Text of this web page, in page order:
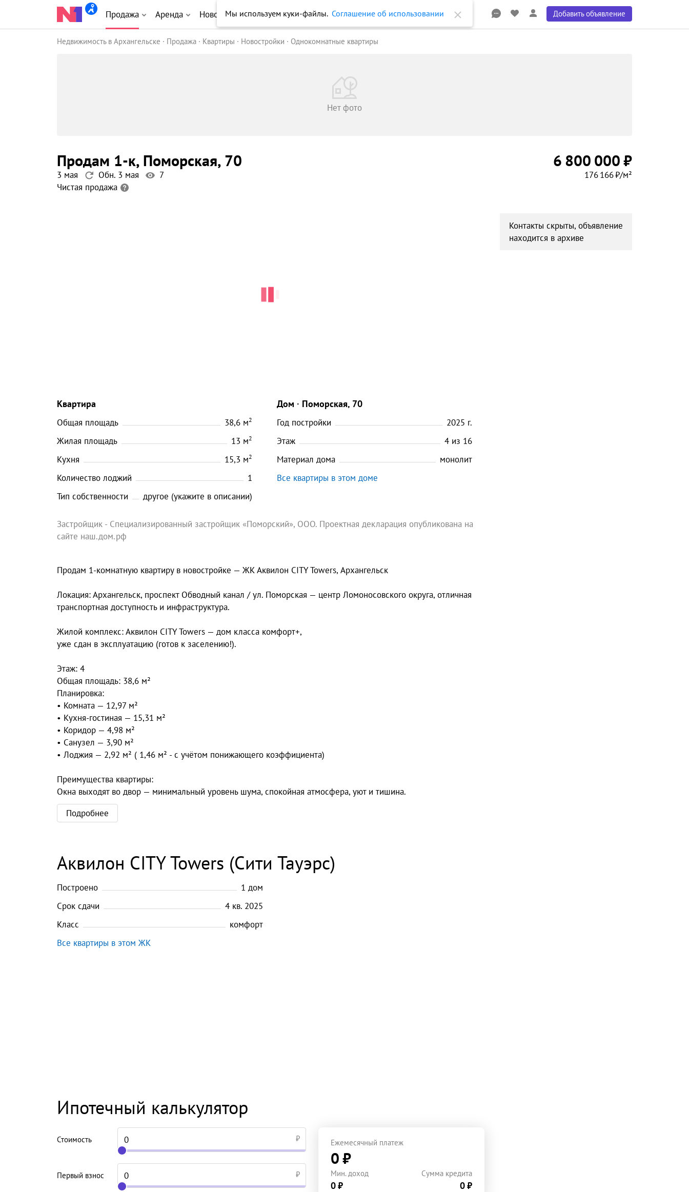
Продажа Аренда Новостройки Журнал Еще Добавить объявление
Недвижимость в Архангельске Продажа Квартиры Новостройки Однокомнатные квартиры
Нет фото
продам 1-к, Поморская, 70 6 800 000 ₽
3 мая Обн. 3 мая 7
176 166 ₽/м²
Чистая продажа
Квартира
Общая площадь 38,6 м2
Жилая площадь 13 м2
Кухня 15,3 м2
Количество лоджий
1
Тип собственности
другое (укажите в описании)
Дом Поморская, 70
Год постройки 2025 г.
Этаж
4 из 16
Материал дома
монолит
Все квартиры в этом доме
Застройщик - Специализированный застройщик «Поморский», ООО. Проектная декларация опубликована на
сайте наш.дом.рф
Продам 1-комнатную квартиру в новостройке — ЖК Аквилон CITY Towers, Архангельск
Локация: Архангельск, проспект Обводный канал / ул. Поморская — центр Ломоносовского округа, отличная
транспортная доступность и инфраструктура.
Жилой комплекс: Аквилон CITY Towers — дом класса комфорт+,
уже сдан в эксплуатацию (готов к заселению!).
Этаж: 4
Общая площадь: 38,6 м²
Планировка:
• Комната — 12,97 м²
• Кухня-гостиная — 15,31 м²
• Коридор — 4,98 м²
• Санузел — 3,90 м²
• Лоджия — 2,92 м² ( 1,46 м² - с учётом понижающего коэффициента)
Преимущества квартиры:
Окна выходят во двор — минимальный уровень шума, спокойная атмосфера, уют и тишина.
Подробнее
Аквилон CITY Towers (Сити Тауэрс)
Построено 1 дом
Срок сдачи
4 кв. 2025
Класс
комфорт
Все квартиры в этом ЖК
Ипотечный калькулятор
Стоимость ₽
Первый взнос ₽
Ежемесячный платеж
0 ₽
Мин. доход
0 ₽
Сумма кредита
0 ₽
Контакты скрыты, объявление
находится в архиве